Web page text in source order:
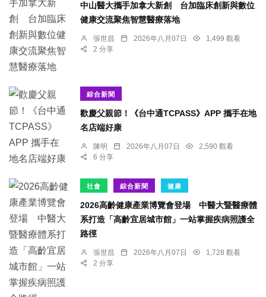
中山醫大攜手加拿大新創 台加臨床創新與數位
健康交流聚焦智慧醫療落地
張世昌 2026年八月07日
1,499 觀看
2 分享
綜合新聞
歡慶父親節！《台中通TCPASS》APP 攜手在地
名店端好康
陳明 2026年八月07日
2,590 觀看
6 分享
社會 綜合新聞 健康
2026高齡健康產業博覽會登場 中醫大暨醫療體
系打造「高齡宜居城市館」一站掌握疾病照護全
路徑
張世昌 2026年八月07日
1,728 觀看
2 分享